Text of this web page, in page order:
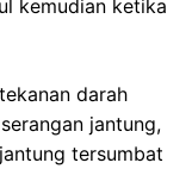
kemudian ketika
darah
jantung,
tersumbat